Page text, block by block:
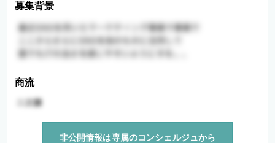
募集背景
商流
非公開情報は専属のコンシェルジュから